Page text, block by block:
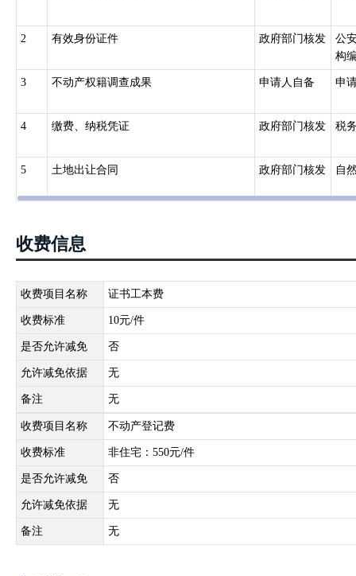
跨县级行政区域的不动产登记,由所跨县级行政区域的不动产登记机
构协商办理；协商不成的,由共同的上一级人民政府不动产登记主管
国务院确定的重点国有林区的森林、林木和林地,国务院批准项目用
土资源主管部门会同有关部门规定。
动产首次登记的，不得办理不动产其他类型登记，但法律、行政法
第三十九条 具有独立利用价值的特定空间以及码头、油库等其他建
依法取得国有建设用地使用权，可以单独申请国有建设用地使用权首
2 有效身份证件 政府部门核发
公
构
3 不动产权籍调查成果 申请人自备 申
4 缴费、纳税凭证 政府部门核发 税
5 土地出让合同 政府部门核发 自
收费信息
收费项目名称 证书工本费
收费标准 10元/件
是否允许减免 否
允许减免依据 无
备注 无
收费项目名称 不动产登记费
收费标准 非住宅：550元/件
是否允许减免 否
允许减免依据 无
备注 无